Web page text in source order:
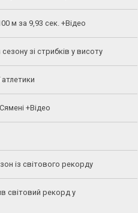
м за 9,93 сек. +Відео
зі стрибків у висоту
атлетики
+Відео
із світового рекорду
світовий рекорд у